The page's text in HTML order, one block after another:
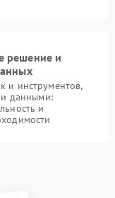
решение и
и инструментов,
данными:
и